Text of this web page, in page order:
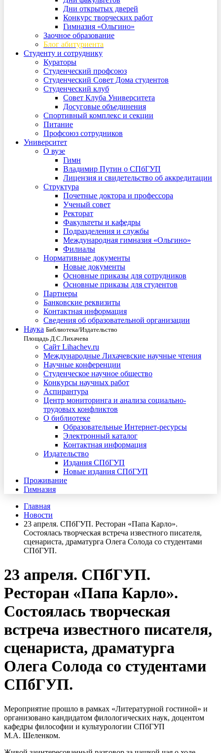
Дни открытых дверей
Конкурс творческих работ
Гимназия «Ольгино»
Заочное образование
Блог абитуриента
Студенту и сотруднику
Кураторы
Студенческий профсоюз
Студенческий Совет Дома студентов
Студенческий клуб
Совет Клуба Университета
Досуговые объединения
Спортивный комплекс и секции
Питание
Профсоюз сотрудников
Университет
О вузе
Гимн
Владимир Путин о СПбГУП
Лицензия и свидетельство об аккредитации
Структура
Почетные доктора и профессора
Ученый совет
Ректорат
Факультеты и кафедры
Подразделения и службы
Международная гимназия «Ольгино»
Филиалы
Нормативные документы
Новые документы
Основные приказы для сотрудников
Основные приказы для студентов
Партнеры
Банковские реквизиты
Контактная информация
Сведения об образовательной организации
Наука Библиотека/Издательство
Площадь Д.С.Лихачева
Сайт Lihachev.ru
Международные Лихачевские научные чтения
Научные конференции
Студенческое научное общество
Конкурсы научных работ
Аспирантура
Центр мониторинга и анализа социально-
трудовых конфликтов
О библиотеке
Образовательные Интернет-ресурсы
Электронный каталог
Контактная информация
Издательство
Издания СПбГУП
Новые издания СПбГУП
Проживание
Гимназия
Главная
Новости
23 апреля. СПбГУП. Ресторан «Папа Карло».
Состоялась творческая встреча известного писателя,
сценариста, драматурга Олега Солода со студентами
СПбГУП.
23 апреля. СПбГУП.
Ресторан «Папа Карло».
Состоялась творческая
встреча известного писателя,
сценариста, драматурга
Олега Солода со студентами
СПбГУП.
Мероприятие прошло в рамках «Литературной гостиной» и
организовано кандидатом филологических наук, доцентом
кафедры философии и культурологии СПбГУП
М.А. Шеленком.